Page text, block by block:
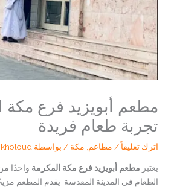
مطعم أبويزيد فرع مكة
تجربة طعام فريدة
اترك تعليقاً / مطاعم, مكة / بواسطة kholoud
يعتبر مطعم أبويزيد فرع مكة المكرمة واحدًا
الطعام في المدينة المقدسة. يقدم المطعم